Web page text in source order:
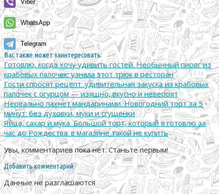
Viber
WhatsApp
Telegram
Вас также может заинтересовать:
Готовлю, когда хочу удивить гостей. Необычный пирог из
крабовых палочек: узнала этот трюк в ресторан
Гости спросят рецепт: удивительная закуска из крабовых
палочек с огурцом — изящно, вкусно и невероят
Нереально пахнет мандаринами. Новогодний торт за 5
минут: без духовки, муки и сгущенки
Яйца, сахар и мука. Большой торт, который я готовлю за
час до Рождества: в магазине такой не купить
Увы, комментариев пока нет. Станьте первым!
Добавить комментарий
Данные не разглашаются